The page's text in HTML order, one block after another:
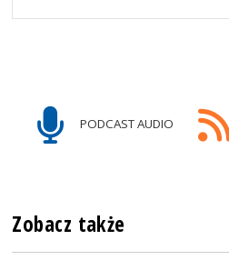
PODCAST AUDIO
Zobacz także